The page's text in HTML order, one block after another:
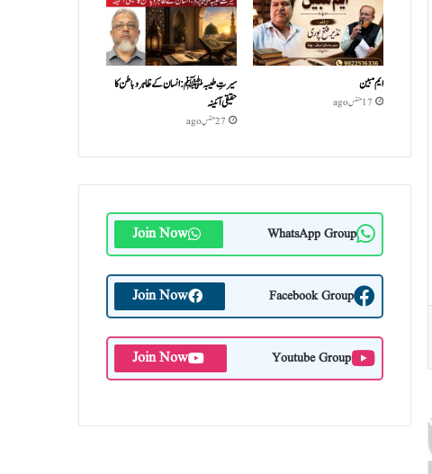
ایم مبین
17 منٹس ago
سیرتِ طیبہﷺ: انسان کے ظاہر و باطن کا
حقیقی آئینہ
27 منٹس ago
WhatsApp Group
Join Now
Facebook Group
Join Now
Youtube Group
Join Now